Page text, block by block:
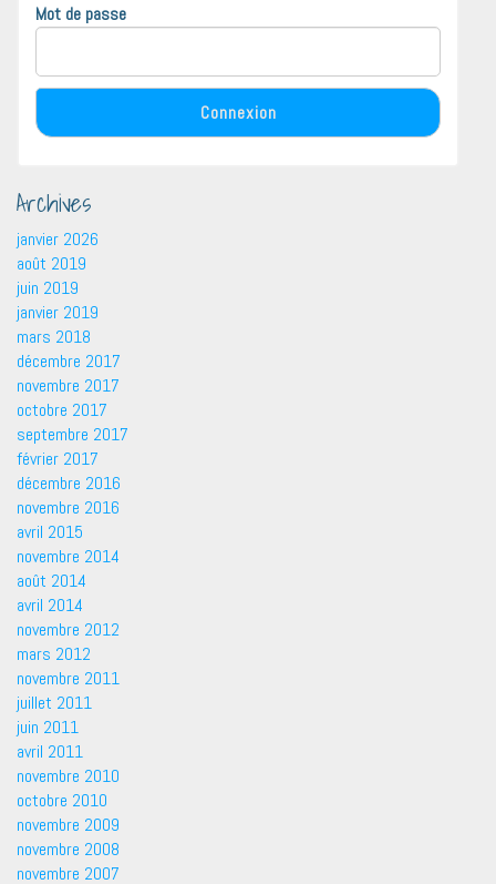
Mot de passe
Archives
janvier 2026
août 2019
juin 2019
janvier 2019
mars 2018
décembre 2017
novembre 2017
octobre 2017
septembre 2017
février 2017
décembre 2016
novembre 2016
avril 2015
novembre 2014
août 2014
avril 2014
novembre 2012
mars 2012
novembre 2011
juillet 2011
juin 2011
avril 2011
novembre 2010
octobre 2010
novembre 2009
novembre 2008
novembre 2007